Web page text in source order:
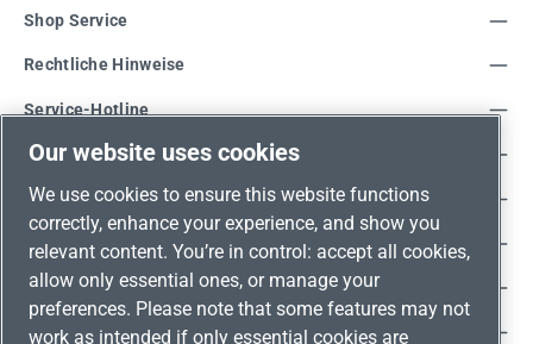
Service-Hotline
Shop Service
Rechtliche Hinweise
Unsere Vorteile
Versandarten
Zahlungsarten
Adresse
Umweltschutz & Partnerschaft
Our website uses cookies
We use cookies to ensure this website functions
correctly, enhance your experience, and show you
relevant content. You’re in control: accept all cookies,
allow only essential ones, or manage your
preferences. Please note that some features may not
work as intended if only essential cookies are